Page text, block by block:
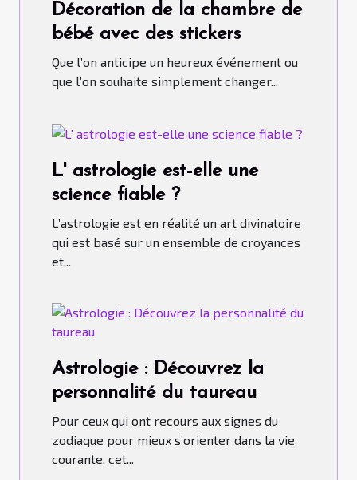
Décoration de la chambre de
bébé avec des stickers
Que l’on anticipe un heureux événement ou
que l’on souhaite simplement changer...
L' astrologie est-elle une
science fiable ?
L’astrologie est en réalité un art divinatoire
qui est basé sur un ensemble de croyances
et...
Astrologie : Découvrez la
personnalité du taureau
Pour ceux qui ont recours aux signes du
zodiaque pour mieux s’orienter dans la vie
courante, cet...